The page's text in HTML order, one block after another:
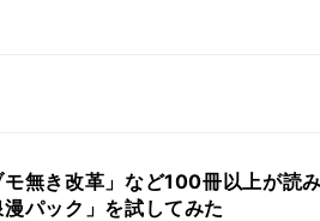
モ無き改革」など100冊以上が読
パック」を試してみた